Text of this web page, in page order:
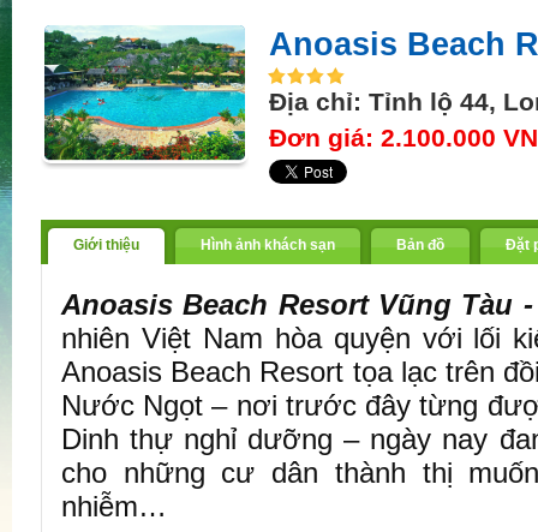
Anoasis Beach
Địa chỉ: Tỉnh lộ 44,
Đơn giá: 2.100.000
Giới thiệu Hình ảnh khách sạn Bản đồ Đặt
Anoasis Beach Resort Vũng Tàu -
nhiên Việt Nam hòa quyện với lối
Anoasis Beach Resort tọa lạc trên
Nước Ngọt – nơi trước đây từng
Dinh thự nghỉ dưỡng – ngày nay
cho những cư dân thành thị
nhiễm…